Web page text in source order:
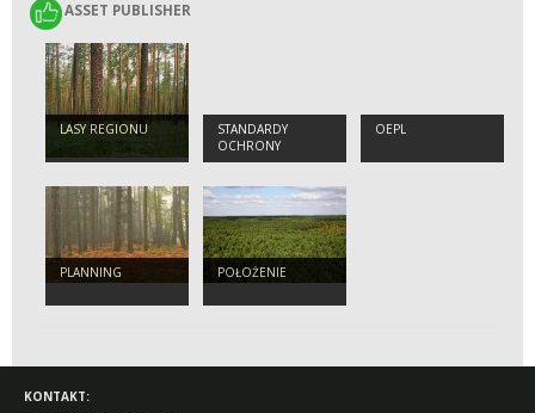
ASSET PUBLISHER
ASSET PUBLISHER
LASY REGIONU
STANDARDY
OCHRONY
MAŁOLETNICH
OEPL
PLANNING POŁOŻENIE
KONTAKT: